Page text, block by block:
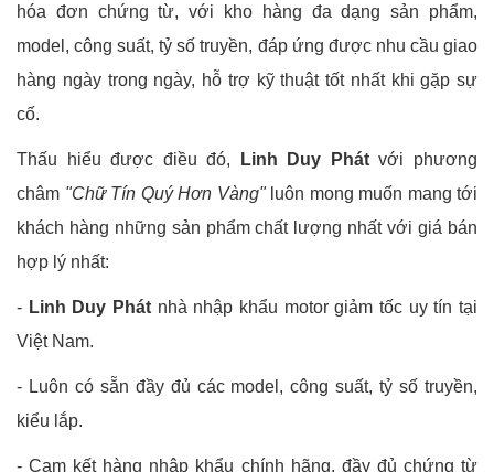
hóa đơn chứng từ, với kho hàng đa dạng sản phẩm,
model, công suất, tỷ số truyền, đáp ứng được nhu cầu giao
hàng ngày trong ngày, hỗ trợ kỹ thuật tốt nhất khi gặp sự
cố.
Thấu hiểu được điều đó, Linh Duy Phátvới phương
châm "Chữ Tín Quý Hơn Vàng"luôn mong muốn mang tới
khách hàng những sản phẩm chất lượng nhất với giá bán
hợp lý nhất:
- Linh Duy Phát nhà nhập khẩu motor giảm tốc uy tín tại
Việt Nam.
- Luôn có sẵn đầy đủ các model, công suất, tỷ số truyền,
kiểu lắp.
- Cam kết hàng nhập khẩu chính hãng, đầy đủ chứng từ